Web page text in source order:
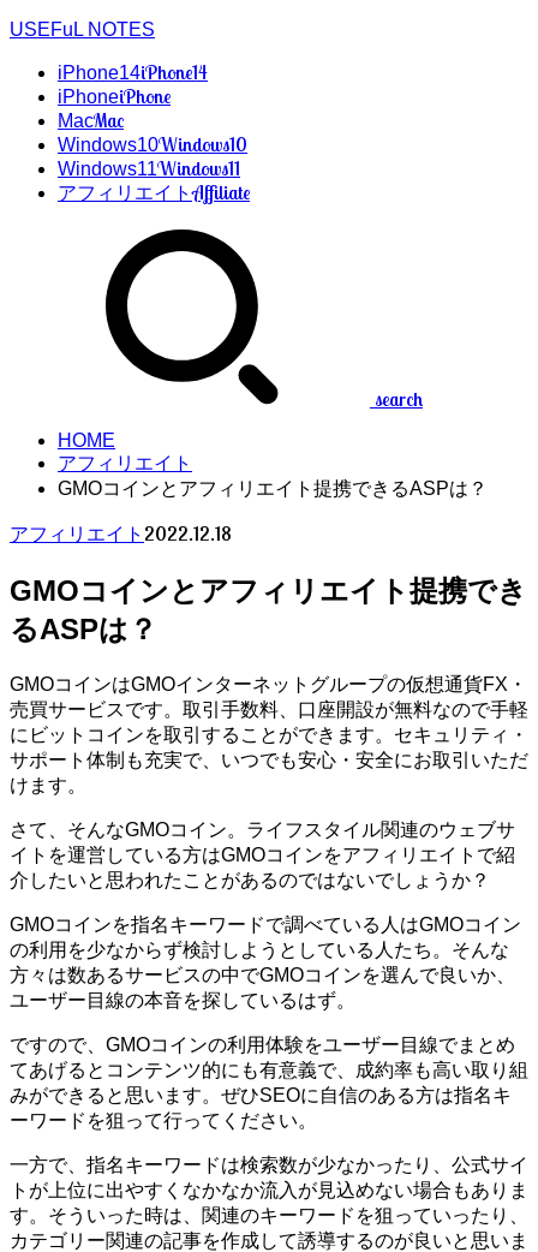
USEFuL NOTES
iPhone14iPhone14
iPhoneiPhone
MacMac
Windows10Windows10
Windows11Windows11
アフィリエイトAffiliate
search
HOME
アフィリエイト
GMOコインとアフィリエイト提携できるASPは？
アフィリエイト 2022.12.18
GMOコインとアフィリエイト提携でき
るASPは？
GMOコインはGMOインターネットグループの仮想通貨FX・
売買サービスです。取引手数料、口座開設が無料なので手軽
にビットコインを取引することができます。セキュリティ・
サポート体制も充実で、いつでも安心・安全にお取引いただ
けます。
さて、そんなGMOコイン。ライフスタイル関連のウェブサ
イトを運営している方はGMOコインをアフィリエイトで紹
介したいと思われたことがあるのではないでしょうか？
GMOコインを指名キーワードで調べている人はGMOコイン
の利用を少なからず検討しようとしている人たち。そんな
方々は数あるサービスの中でGMOコインを選んで良いか、
ユーザー目線の本音を探しているはず。
ですので、GMOコインの利用体験をユーザー目線でまとめ
てあげるとコンテンツ的にも有意義で、成約率も高い取り組
みができると思います。ぜひSEOに自信のある方は指名キ
ーワードを狙って行ってください。
一方で、指名キーワードは検索数が少なかったり、公式サイ
トが上位に出やすくなかなか流入が見込めない場合もありま
す。そういった時は、関連のキーワードを狙っていったり、
カテゴリー関連の記事を作成して誘導するのが良いと思いま